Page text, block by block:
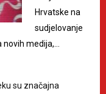
Hrvatske na
sudjelovanje
medija,…
su značajna